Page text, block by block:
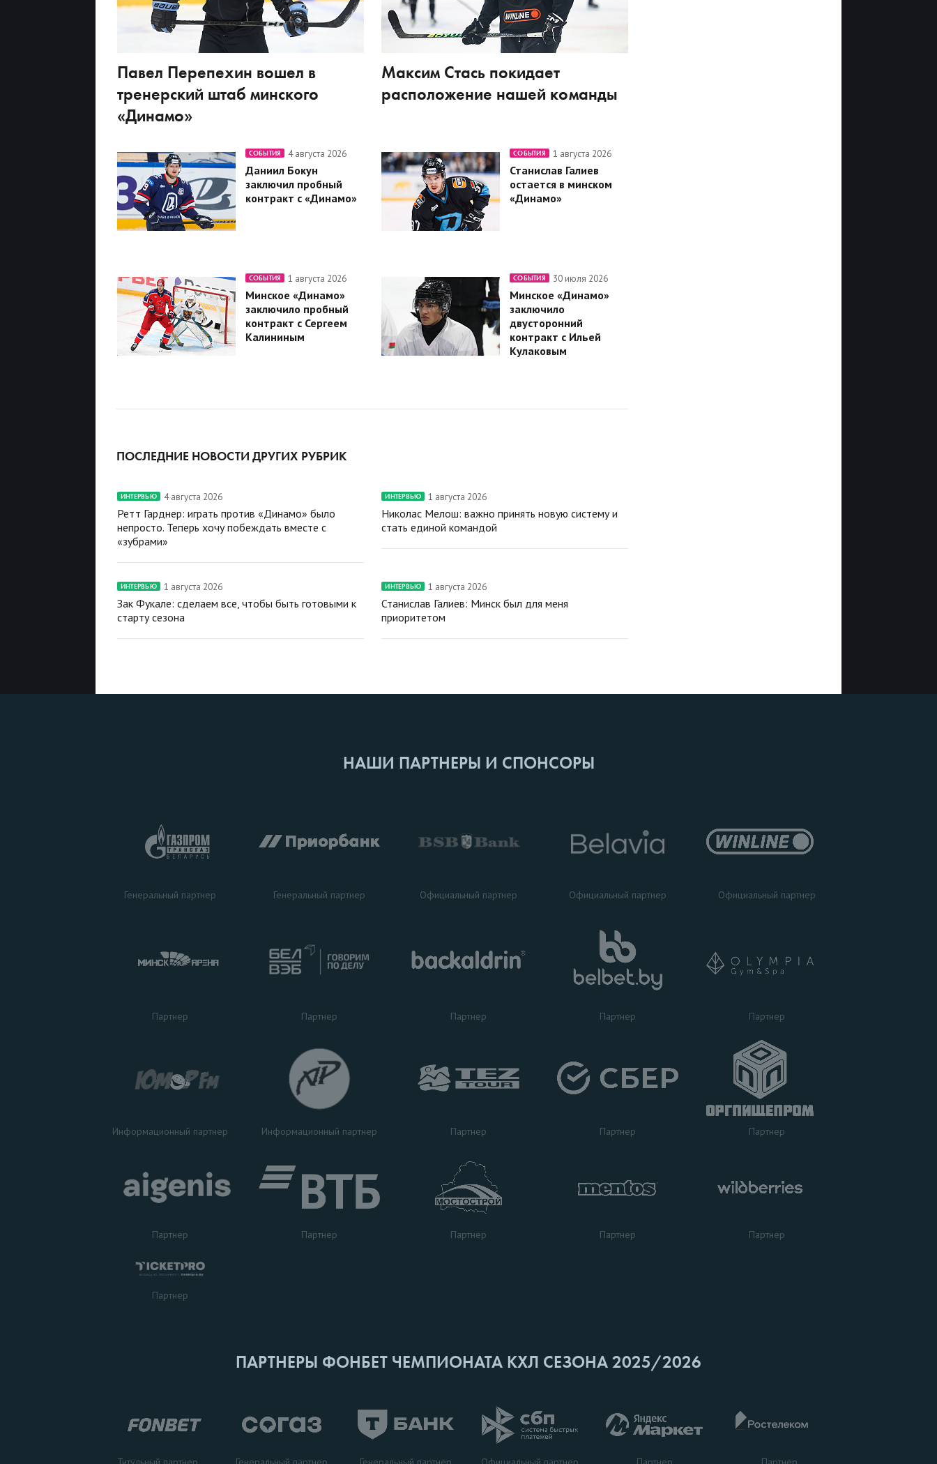
Павел Перепехин вошел в
тренерский штаб минского
«Динамо»
Максим Стась покидает
расположение нашей команды
СОБЫТИЯ 4 августа 2026
Даниил Бокун
заключил пробный
контракт с «Динамо»
СОБЫТИЯ 1 августа 2026
Станислав Галиев
остается в минском
«Динамо»
СОБЫТИЯ 1 августа 2026
Минское «Динамо»
заключило пробный
контракт с Сергеем
Калининым
СОБЫТИЯ 30 июля 2026
Минское «Динамо»
заключило
двусторонний
контракт с Ильей
Кулаковым
ПОСЛЕДНИЕ НОВОСТИ ДРУГИХ РУБРИК
ИНТЕРВЬЮ 4 августа 2026
Ретт Гарднер: играть против «Динамо» было
непросто. Теперь хочу побеждать вместе с
«зубрами»
ИНТЕРВЬЮ 1 августа 2026
Николас Мелош: важно принять новую систему и
стать единой командой
ИНТЕРВЬЮ 1 августа 2026
Зак Фукале: сделаем все, чтобы быть готовыми к
старту сезона
ИНТЕРВЬЮ 1 августа 2026
Станислав Галиев: Минск был для меня
приоритетом
НАШИ ПАРТНЕРЫ И СПОНСОРЫ
Генеральный партнер Генеральный партнер Официальный партнер Официальный партнер Официальный партнер
Партнер Партнер Партнер Партнер Партнер
Информационный партнер Информационный партнер Партнер Партнер Партнер
Партнер Партнер Партнер Партнер Партнер
Партнер
ПАРТНЕРЫ ФОНБЕТ ЧЕМПИОНАТА КХЛ СЕЗОНА 2025/2026